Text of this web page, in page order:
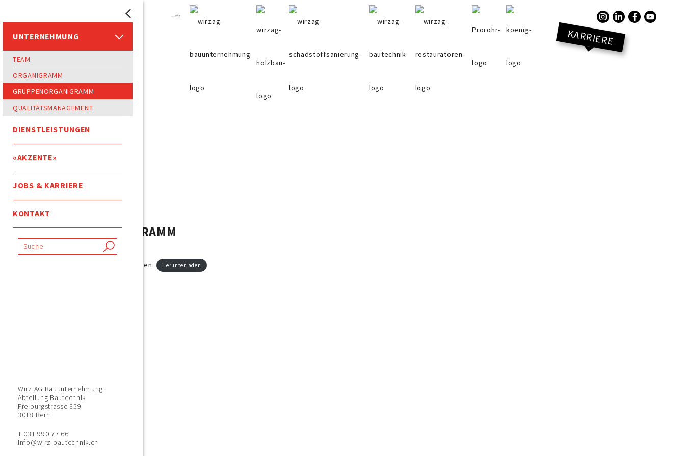
KARRIERE
UNTERNEHMUNG
TEAM
ORGANIGRAMM
GRUPPENORGANIGRAMM
QUALITÄTSMANAGEMENT
DIENSTLEISTUNGEN
«AKZENTE»
JOBS & KARRIERE
KONTAKT
Wirz AG Bauunternehmung
Abteilung Bautechnik
Freiburgstrasse 359
3018 Bern
T 031 990 77 66
info@wirz-bautechnik.ch
GRUPPENORGANIGRAMM
Organigramm Wirz Unternehmungen Herunterladen